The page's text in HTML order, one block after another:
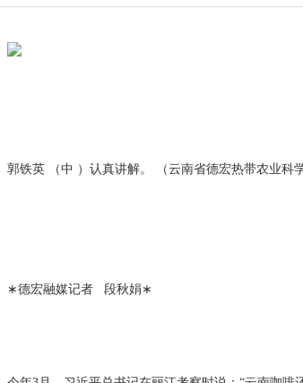
郭铁英 （中 ）认真讲解。 （云南省德宏热带农业科
∗德宏融媒记者 段秋娟∗